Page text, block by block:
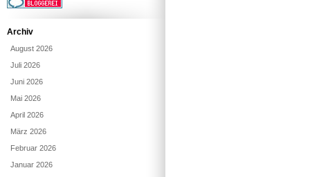
Archiv
August 2026
Juli 2026
Juni 2026
Mai 2026
April 2026
März 2026
Februar 2026
Januar 2026